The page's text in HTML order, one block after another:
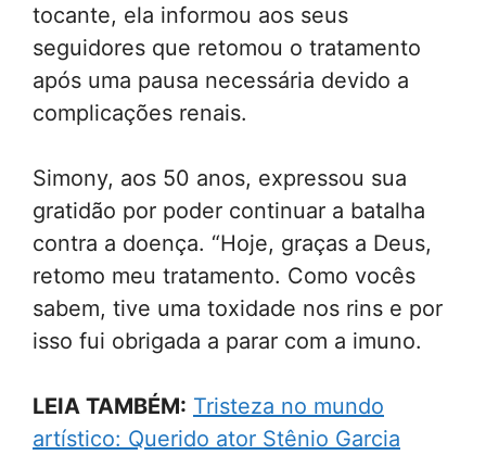
tocante, ela informou aos seus
seguidores que retomou o tratamento
após uma pausa necessária devido a
complicações renais.
Simony, aos 50 anos, expressou sua
gratidão por poder continuar a batalha
contra a doença. “Hoje, graças a Deus,
retomo meu tratamento. Como vocês
sabem, tive uma toxidade nos rins e por
isso fui obrigada a parar com a imuno.
LEIA TAMBÉM: Tristeza no mundo
artístico: Querido ator Stênio Garcia